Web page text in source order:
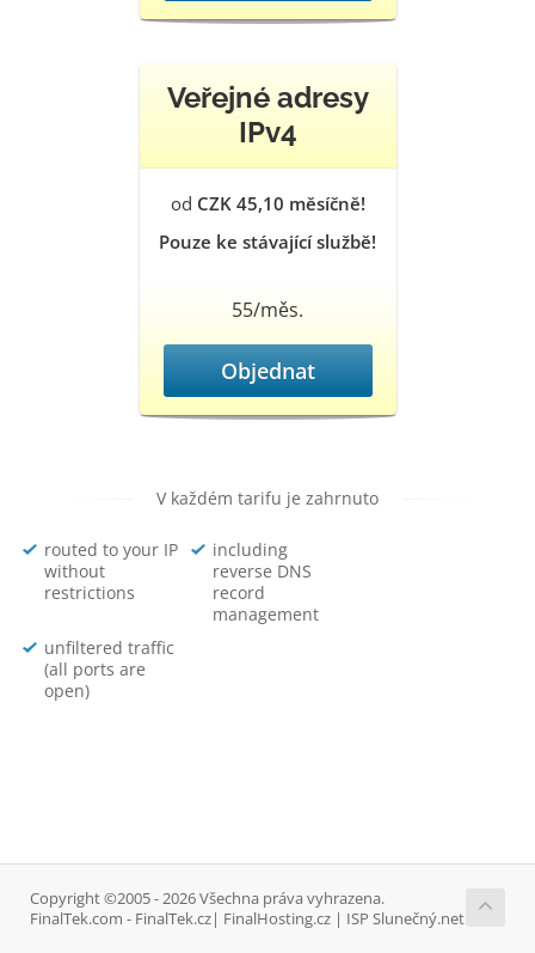
Veřejné adresy
IPv4
od CZK 45,10 měsíčně!
Pouze ke stávající službě!
55/měs.
Objednat
V každém tarifu je zahrnuto
routed to your IP
without
restrictions
including
reverse DNS
record
management
unfiltered traffic
(all ports are
open)
Copyright ©2005 - 2026 Všechna práva vyhrazena.
FinalTek.com - FinalTek.cz| FinalHosting.cz | ISP Slunečný.net